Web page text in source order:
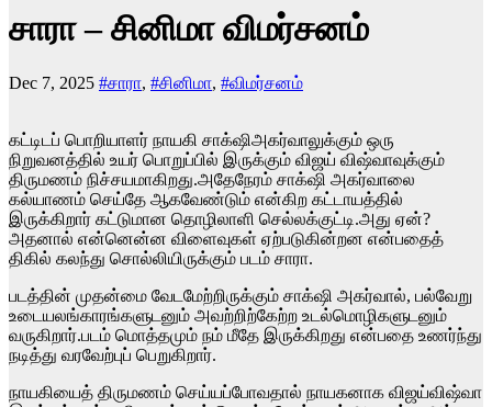
சாரா – சினிமா விமர்சனம்
Dec 7, 2025 #சாரா, #சினிமா, #விமர்சனம்
கட்டிடப் பொறியாளர் நாயகி சாக்‌ஷிஅகர்வாலுக்கும் ஒரு
நிறுவனத்தில் உயர் பொறுப்பில் இருக்கும் விஜய் விஷ்வாவுக்கும்
திருமணம் நிச்சயமாகிறது.அதேநேரம் சாக்‌ஷி அகர்வாலை
கல்யாணம் செய்தே ஆகவேண்டும் என்கிற கட்டாயத்தில்
இருக்கிறார் கட்டுமான தொழிலாளி செல்லக்குட்டி.அது ஏன்?
அதனால் என்னென்ன விளைவுகள் ஏற்படுகின்றன என்பதைத்
திகில் கலந்து சொல்லியிருக்கும் படம் சாரா.
படத்தின் முதன்மை வேடமேற்றிருக்கும் சாக்‌ஷி அகர்வால், பல்வேறு
உடையலங்காரங்களுடனும் அவற்றிற்கேற்ற உடல்மொழிகளுடனும்
வருகிறார்.படம் மொத்தமும் நம் மீதே இருக்கிறது என்பதை உணர்ந்து
நடித்து வரவேற்புப் பெறுகிறார்.
நாயகியைத் திருமணம் செய்யப்போவதால் நாயகனாக விஜய்விஷ்வா